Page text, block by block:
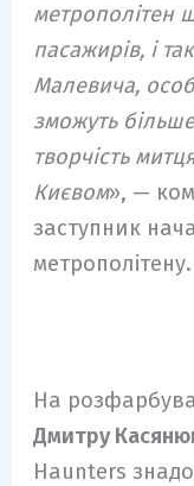
метрополітен
пасажирів, і
Малевича,
зможуть
творчість
Києвом», —
заступник
метрополітену.
На
Дмитру
Haunters